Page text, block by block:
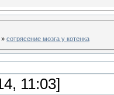
» сотрясение мозга у котенка
11:03]